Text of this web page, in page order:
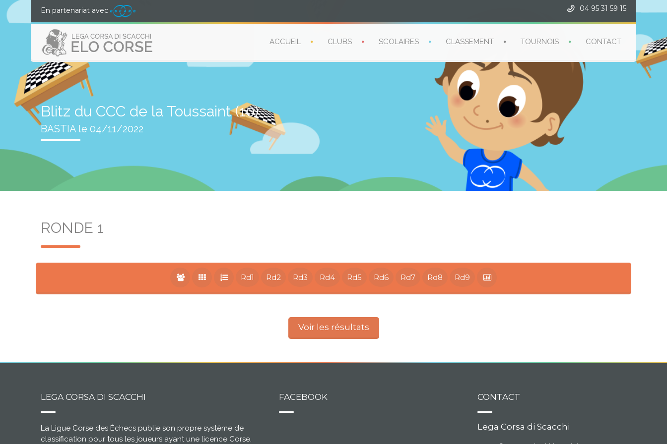
En partenariat avec 04 95 31 59 15
ACCUEIL CLUBS SCOLAIRES CLASSEMENT TOURNOIS CONTACT
Blitz du CCC de la Toussaint (10)
BASTIA le 04/11/2022
RONDE 1
Rd1 Rd2 Rd3 Rd4 Rd5 Rd6 Rd7 Rd8 Rd9
Voir les résultats
LEGA CORSA DI SCACCHI
La Ligue Corse des Échecs publie son propre système de
classification pour tous les joueurs ayant une licence Corse.
FACEBOOK CONTACT
Lega Corsa di Scacchi